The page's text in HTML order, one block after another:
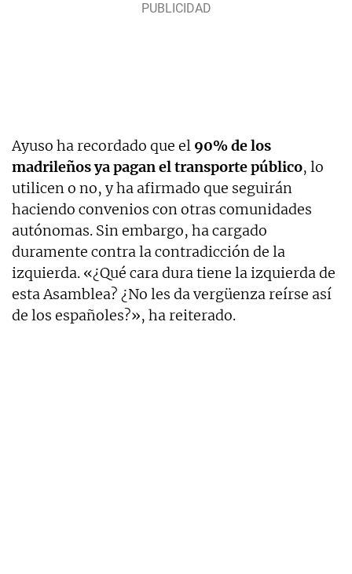
Ayuso ha recordado que el 90% de los
madrileños ya pagan el transporte público, lo
utilicen o no, y ha afirmado que seguirán
haciendo convenios con otras comunidades
autónomas. Sin embargo, ha cargado
duramente contra la contradicción de la
izquierda. «¿Qué cara dura tiene la izquierda de
esta Asamblea? ¿No les da vergüenza reírse así
de los españoles?», ha reiterado.